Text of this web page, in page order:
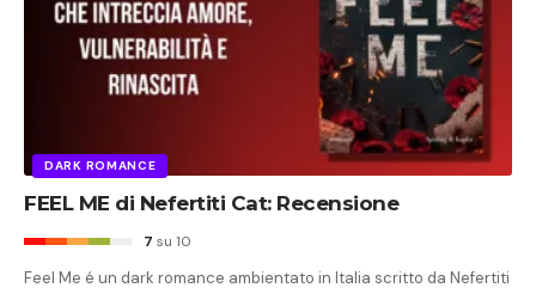
DARK ROMANCE
FEEL ME di Nefertiti Cat: Recensione
7 su 10
Feel Me é un dark romance ambientato in Italia scritto da Nefertiti